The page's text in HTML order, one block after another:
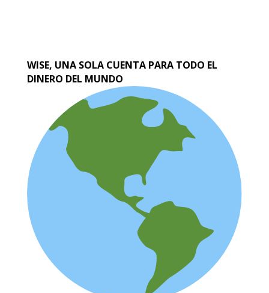
WISE, UNA SOLA CUENTA PARA TODO EL
DINERO DEL MUNDO